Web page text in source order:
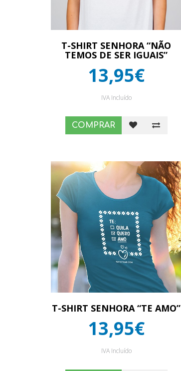
T-SHIRT SENHORA “NÃO
TEMOS DE SER IGUAIS”
13,95€
IVA Incluído
COMPRAR
T-SHIRT SENHORA “TE AMO”
13,95€
IVA Incluído